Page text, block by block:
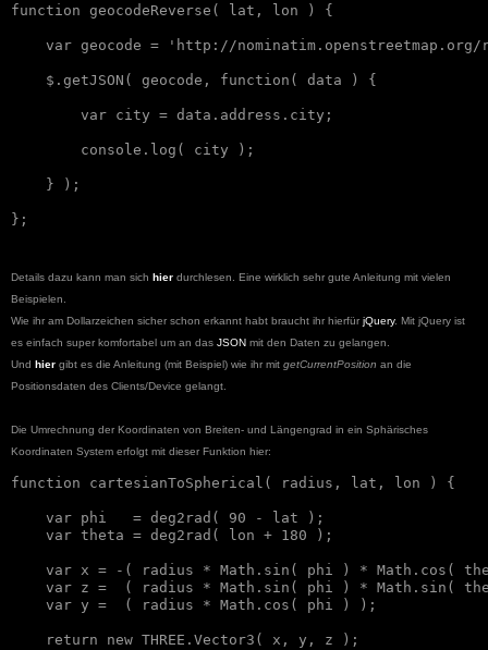
function geocodeReverse( lat, lon ) {
var geocode = 'http://
    $.getJSON( geocode, function( data ) {
        var city = data.address.city;
        console.log( city );
    } );
Details dazu kann man sich hier durchlesen . Eine wirklich sehr gute Anleitung mit vielen
Beispielen.
Wie ihr am Dollarzeichen sicher schon erkannt habt braucht ihr hierfür jQuery. Mit jQuery ist
es einfach super komfortabel um an das JSON mit den Daten zu gelangen.
Und hier gibt es die Anleitung (mit Beispiel) wie ihr mit getCurrentPosition an die
Positionsdaten des Clients/Device gelangt.
Die Umrechnung der Koordinaten von Breiten- und Längengrad in ein Sphärisches
Koordinaten System erfolgt mit dieser Funktion hier:
function cartesianToSpherical( radius, lat, lon ) {
    var phi   = deg2rad( 90 - lat );
    var theta = deg2rad( lon + 180 );
var x = -( radius * Math.sin( phi ) * Math.cos(
var z =  ( radius * Math.sin( phi ) * Math.sin(
    var y =  ( radius * Math.cos( phi ) );
    return new THREE.Vector3( x, y, z );